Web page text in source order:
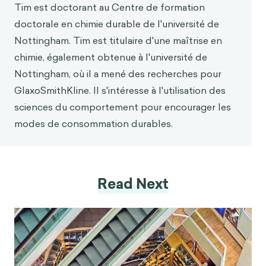
2012, 105, 64-90.
[15] Anja Lambrecht, C. T. The hassle factor
London Business School Review [En ligne], 2010.
[16] (a) Peterson, E. A. ; Dillon, B. ; Raheem, I. ;
Richardson, P. ; Richter, D. ; Schmidt, R. ; Sneddon,
H. F., Sustainable chromatography (an oxymoron ?).
Redman, A. M. ; Shukla, L. ; Shuster, L. E. ; Sneddon,
H. F., Updating and further expanding GSK's
solvent sustainability guide. Green Chemistry 2016,
18 (13), 3879-3890.
Tim est doctorant au Centre de formation
doctorale en chimie durable de l'université de
Nottingham. Tim est titulaire d'une maîtrise en
chimie, également obtenue à l'université de
Nottingham, où il a mené des recherches pour
GlaxoSmithKline. Il s'intéresse à l'utilisation des
sciences du comportement pour encourager les
modes de consommation durables.
Read Next